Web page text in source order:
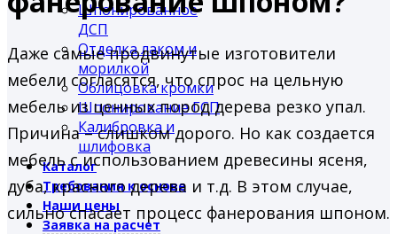
Шпонированное
ДСП
Отделка лаком и
морилкой
Облицовка кромки
Шпонирование ГСП
Калибровка и
шлифовка
Каталог
Требования к основе
Наши цены
Заявка на расчет
Даже самые продвинутые изготовители
мебели согласятся, что спрос на цельную
мебель из ценных пород дерева резко упал.
Причина – слишком дорого. Но как создается
мебель с использованием древесины ясеня,
дуба, красного дерева и т.д. В этом случае,
сильно спасает процесс фанерования шпоном.